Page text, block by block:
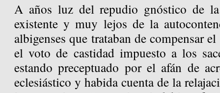
A años luz del repudio gnóstico de
existente y muy lejos de la
albigenses que trataban de compensar
el voto de castidad impuesto a los
estando preceptuado por el afán de
eclesiástico y habida cuenta de la